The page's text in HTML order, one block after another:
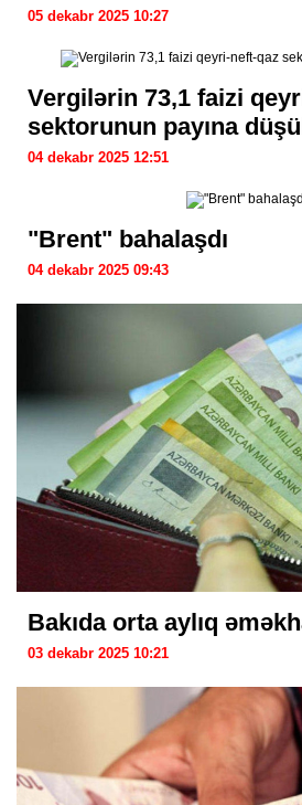
05 dekabr 2025 10:27
Vergilərin 73,1 faizi
sektorunun payına
04 dekabr 2025 12:51
"Brent" bahalaşdı
04 dekabr 2025 09:43
Bakıda orta aylıq
03 dekabr 2025 10:21